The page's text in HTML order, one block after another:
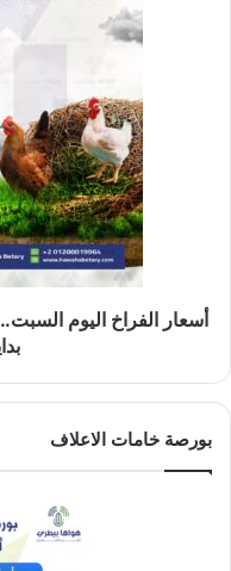
أسعار الفراخ اليوم
بورصة خامات الاعلاف